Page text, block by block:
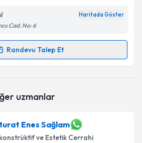
işlenmesine ilişkin
Aydınlatma
ve kişisel verilerimin belirtilen
kabul ediyorum.
Haritada Göster
Cad. No: 6
Randevu Talep Et
Talebi
Size bu uzmandan randevu
uzmanlar
Enes Sağlam
ve Estetik Cerrahi